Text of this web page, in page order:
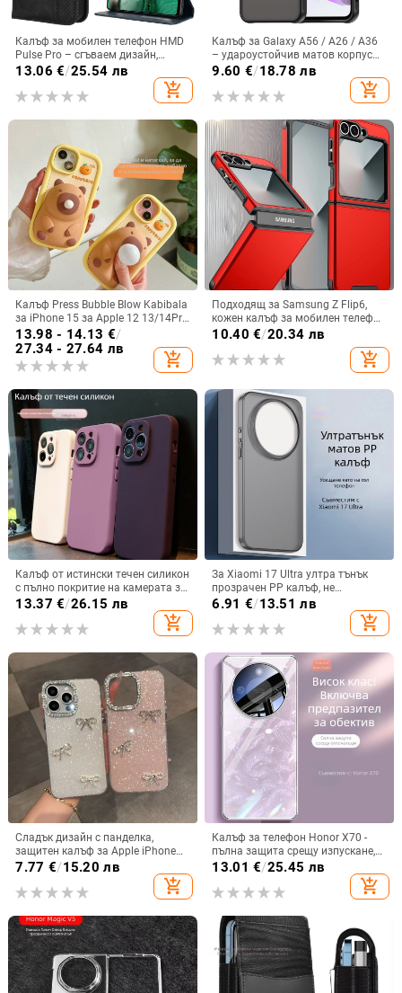
Калъф за мобилен телефон HMD
Pulse Pro – сгъваем дизайн,
магнитно задържане, джоб за
карти, TPU кожа, удароустойчив
13.06 €/25.54 лв
add_shopping_cart
Калъф за Galaxy A56 / A26 / A36
– удароустойчив матов корпус
от PC+TPU с текстура на кожа
9.60 €/18.78 лв
add_shopping_cart
Калъф Press Bubble Blow Kabibala
за iPhone 15 за Apple 12 13/14Pro
Max, устойчив на изпускане 11
13.98 - 14.13 €/
27.34 - 27.64 лв
add_shopping_cart
Подходящ за Samsung Z Flip6,
кожен калъф за мобилен телефон
Flip5, твърд двустранен калъф
против падане за Flip7, защитен
калъф Armor
10.40 €/20.34 лв
add_shopping_cart
Калъф от истински течен силикон
с пълно покритие на камерата за
iPhone 14 Pro Max, iPhone 13 Pro
и iPhone 12 — удароустойчив
13.37 €/26.15 лв
add_shopping_cart
За Xiaomi 17 Ultra ултра тънък
прозрачен PP калъф, не
пожълтява, матиран финиш и
6.91 €/13.51 лв
add_shopping_cart
Сладък дизайн с панделка,
защитен калъф за Apple iPhone
11–15 Pro Max, пълен обхват
7.77 €/15.20 лв
add_shopping_cart
Калъф за телефон Honor X70 -
пълна защита срещу изпускане,
закалено стъкло, модел Аурора
13.01 €/25.45 лв
add_shopping_cart